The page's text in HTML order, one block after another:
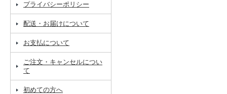
プライバシーポリシー
配送・お届けについて
お支払について
ご注文・キャンセルについ
て
初めての方へ